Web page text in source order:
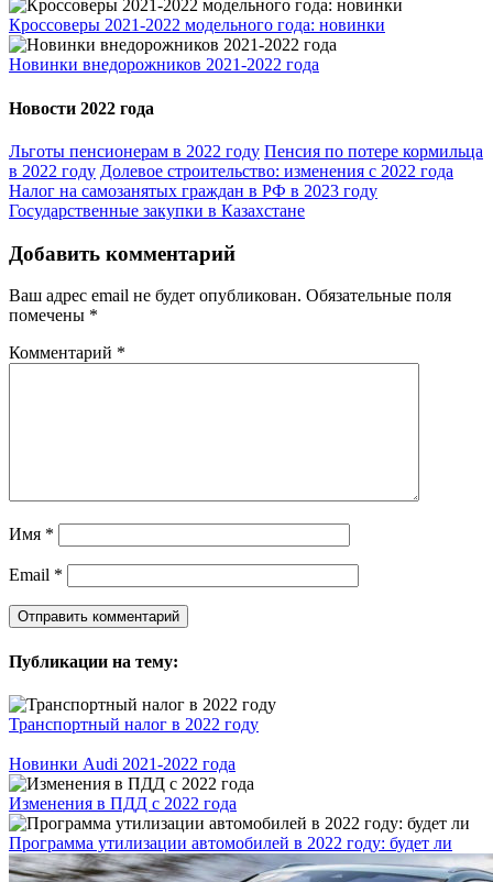
Кроссоверы 2021-2022 модельного года: новинки
Новинки внедорожников 2021-2022 года
Новости 2022 года
Льготы пенсионерам в 2022 году Пенсия по потере кормильца
в 2022 году Долевое строительство: изменения с 2022 года
Налог на самозанятых граждан в РФ в 2023 году
Государственные закупки в Казахстане
Добавить комментарий
Ваш адрес email не будет опубликован. Обязательные поля
помечены *
Комментарий *
Имя *
Email *
Публикации на тему:
Транспортный налог в 2022 году
Новинки Audi 2021-2022 года
Изменения в ПДД с 2022 года
Программа утилизации автомобилей в 2022 году: будет ли